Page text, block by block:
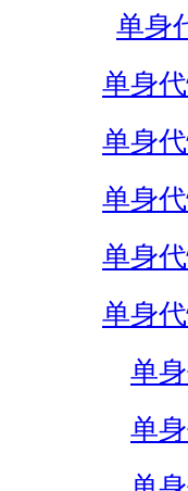
单身
单身
单身
单身
单身
单身
单
单